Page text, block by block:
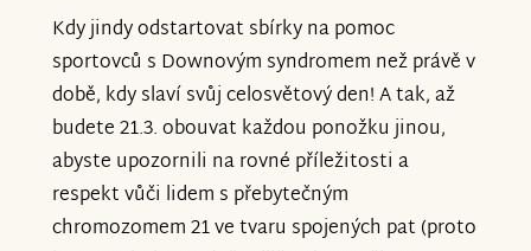
Kdy jindy odstartovat sbírky na pomoc
sportovců s Downovým syndromem než právě v
době, kdy slaví svůj celosvětový den! A tak, až
budete 21.3. obouvat každou ponožku jinou,
abyste upozornili na rovné příležitosti a
respekt vůči lidem s přebytečným
chromozomem 21 ve tvaru spojených pat (proto